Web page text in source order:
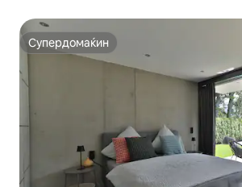
Супердомаќин
Супердомаќин